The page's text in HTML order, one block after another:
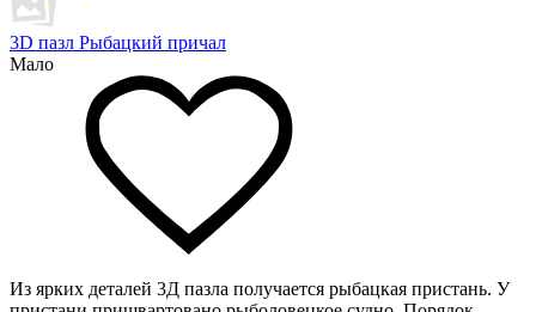
3D пазл Рыбацкий причал
Мало
Из ярких деталей 3Д пазла получается рыбацкая пристань. У